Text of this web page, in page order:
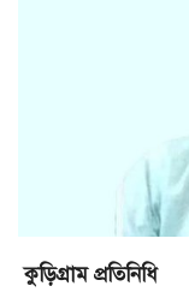
কুড়িগ্রাম প্রতিনিধি